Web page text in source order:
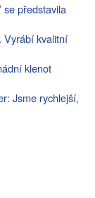
představila
Vyrábí kvalitní
klenot
Jsme rychlejší,